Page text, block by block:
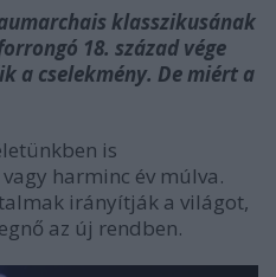
klasszikusának
18. század vége
a cselekmény. De miért a
is
harminc év múlva.
irányítják a világot,
az új rendben.